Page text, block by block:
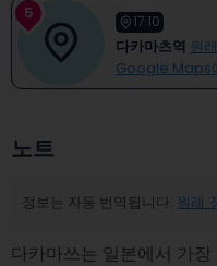
5 17:10
다카마츠역 원
Google Maps
노트
정보는 자동 번역됩니다. 원래
다카마쓰는 일본에서 가